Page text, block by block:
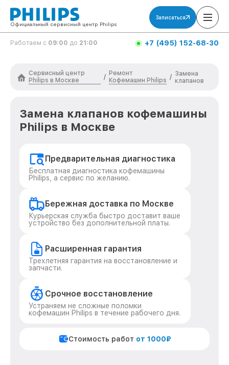
Официальный сервисный центр Philips
Записаться
Работаем с 09:00 до 21:00 +7 (495) 152-68-30
Сервисный центр
Philips в Москве
/
Ремонт
Кофемашин Philips / Замена
клапанов
Замена клапанов кофемашины
Philips в Москве
Предварительная диагностика
Бесплатная диагностика кофемашины
Philips, а сервис по желанию.
Бережная доставка по Москве
Курьерская служба быстро доставит ваше
устройство без дополнительной платы.
Расширенная гарантия
Трехлетняя гарантия на восстановление и
запчасти.
Срочное восстановление
Устраняем не сложные поломки
кофемашин Philips в течение рабочего дня.
Стоимость работ от 1000₽